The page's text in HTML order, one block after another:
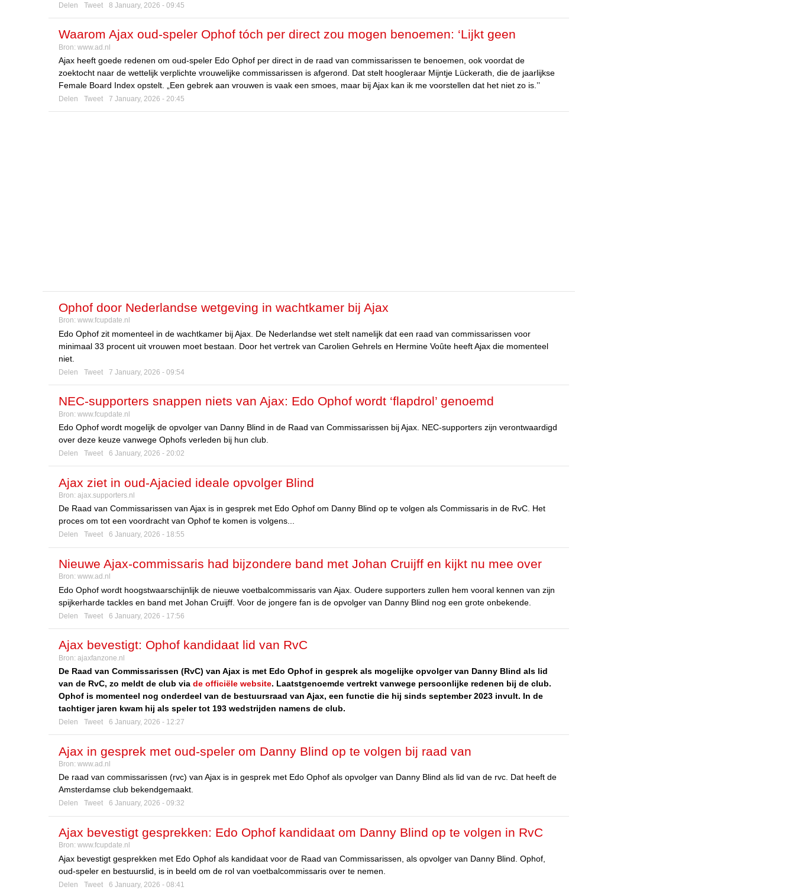
Delen Tweet 8 January, 2026 - 09:45
Waarom Ajax oud-speler Ophof tóch per direct zou mogen benoemen: ‘Lijkt geen
smoes’
Bron: www.ad.nl
Ajax heeft goede redenen om oud-speler Edo Ophof per direct in de raad van commissarissen te benoemen, ook voordat de
zoektocht naar de wettelijk verplichte vrouwelijke commissarissen is afgerond. Dat stelt hoogleraar Mijntje Lückerath, die de jaarlijkse
Female Board Index opstelt. „Een gebrek aan vrouwen is vaak een smoes, maar bij Ajax kan ik me voorstellen dat het niet zo is.’’
Delen Tweet 7 January, 2026 - 20:45
Ophof door Nederlandse wetgeving in wachtkamer bij Ajax
Bron: www.fcupdate.nl
Edo Ophof zit momenteel in de wachtkamer bij Ajax. De Nederlandse wet stelt namelijk dat een raad van commissarissen voor
minimaal 33 procent uit vrouwen moet bestaan. Door het vertrek van Carolien Gehrels en Hermine Voûte heeft Ajax die momenteel
niet.
Delen Tweet 7 January, 2026 - 09:54
NEC-supporters snappen niets van Ajax: Edo Ophof wordt ‘flapdrol’ genoemd
Bron: www.fcupdate.nl
Edo Ophof wordt mogelijk de opvolger van Danny Blind in de Raad van Commissarissen bij Ajax. NEC-supporters zijn verontwaardigd
over deze keuze vanwege Ophofs verleden bij hun club.
Delen Tweet 6 January, 2026 - 20:02
Ajax ziet in oud-Ajacied ideale opvolger Blind
Bron: ajax.supporters.nl
De Raad van Commissarissen van Ajax is in gesprek met Edo Ophof om Danny Blind op te volgen als Commissaris in de RvC. Het
proces om tot een voordracht van Ophof te komen is volgens...
Delen Tweet 6 January, 2026 - 18:55
Nieuwe Ajax-commissaris had bijzondere band met Johan Cruijff en kijkt nu mee over
schouder van Jordi
Bron: www.ad.nl
Edo Ophof wordt hoogstwaarschijnlijk de nieuwe voetbalcommissaris van Ajax. Oudere supporters zullen hem vooral kennen van zijn
spijkerharde tackles en band met Johan Cruijff. Voor de jongere fan is de opvolger van Danny Blind nog een grote onbekende.
Delen Tweet 6 January, 2026 - 17:56
Ajax bevestigt: Ophof kandidaat lid van RvC
Bron: ajaxfanzone.nl
De Raad van Commissarissen (RvC) van Ajax is met Edo Ophof in gesprek als mogelijke opvolger van Danny Blind als lid
van de RvC, zo meldt de club via de officiële website. Laatstgenoemde vertrekt vanwege persoonlijke redenen bij de club.
Ophof is momenteel nog onderdeel van de bestuursraad van Ajax, een functie die hij sinds september 2023 invult. In de
tachtiger jaren kwam hij als speler tot 193 wedstrijden namens de club.
Delen Tweet 6 January, 2026 - 12:27
Ajax in gesprek met oud-speler om Danny Blind op te volgen bij raad van
commissarissen
Bron: www.ad.nl
De raad van commissarissen (rvc) van Ajax is in gesprek met Edo Ophof als opvolger van Danny Blind als lid van de rvc. Dat heeft de
Amsterdamse club bekendgemaakt.
Delen Tweet 6 January, 2026 - 09:32
Ajax bevestigt gesprekken: Edo Ophof kandidaat om Danny Blind op te volgen in RvC
Bron: www.fcupdate.nl
Ajax bevestigt gesprekken met Edo Ophof als kandidaat voor de Raad van Commissarissen, als opvolger van Danny Blind. Ophof,
oud-speler en bestuurslid, is in beeld om de rol van voetbalcommissaris over te nemen.
Delen Tweet 6 January, 2026 - 08:41